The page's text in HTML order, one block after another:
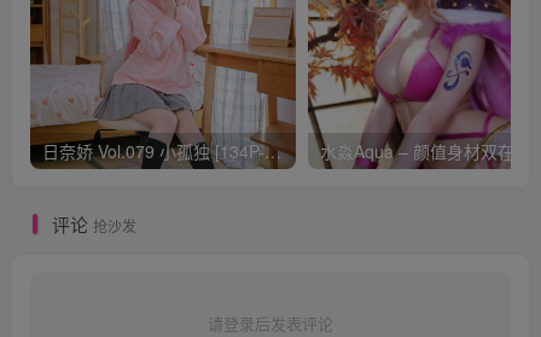
日奈娇 Vol.079 小孤独 [134P-1.84GB]
评论 抢沙发
请登录后发表评论